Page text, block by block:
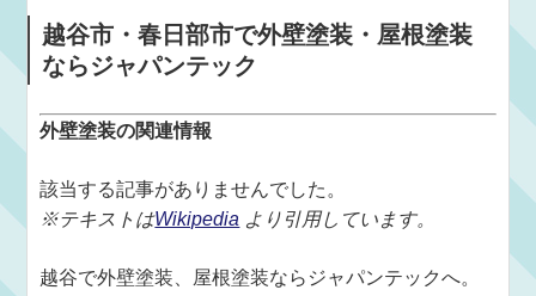
越谷市・春日部市で外壁塗装・屋根塗装
ならジャパンテック
外壁塗装の関連情報
該当する記事がありませんでした。
※テキストはWikipedia より引用しています。
越谷で外壁塗装、屋根塗装ならジャパンテックへ。